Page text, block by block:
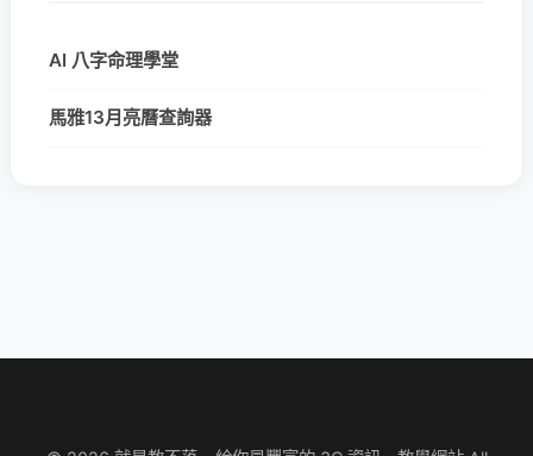
AI 八字命理學堂
馬雅13月亮曆查詢器